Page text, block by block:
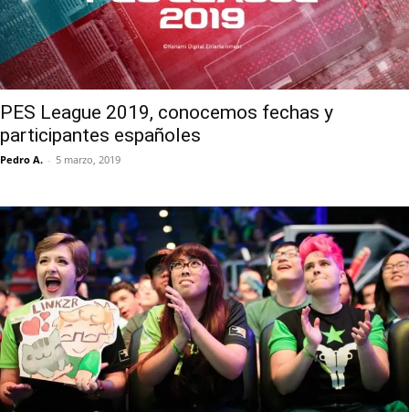
PES League 2019, conocemos fechas y
participantes españoles
Pedro A. - 5 marzo, 2019